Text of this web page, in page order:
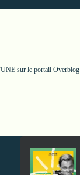
sur le portail Overblog